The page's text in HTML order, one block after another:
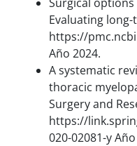
Evaluating
https://
Año 2024.
A systematic
thoracic
Surgery and
https://
020-02081-y